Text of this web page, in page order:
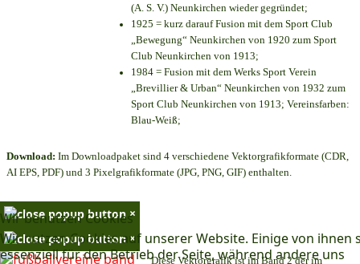
Wir benutzen Cookies
Wir nutzen Cookies auf unserer Website. Einige von ihnen
essenziell für den Betrieb der Seite, während andere uns
(A. S. V.) Neunkirchen wieder gegründet;
1925 = kurz darauf Fusion mit dem Sport Club
„Bewegung“ Neunkirchen von 1920 zum Sport
Club Neunkirchen von 1913;
1984 = Fusion mit dem Werks Sport Verein
„Brevillier & Urban“ Neunkirchen von 1932 zum
Sport Club Neunkirchen von 1913; Vereinsfarben:
Blau-Weiß;
Download: Im Downloadpaket sind 4 verschiedene Vektorgrafikformate (CDR,
AI EPS, PDF) und 3 Pixelgrafikformate (JPG, PNG, GIF) enthalten.
×
×
Diese Vektorgrafik ist im Band 2 der im